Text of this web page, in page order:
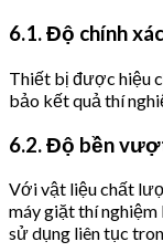
6.1. Độ chính
Thiết bị được hiệu
bảo kết quả thí
6.2. Độ bền
Với vật liệu chất
máy giặt thí nghiệm
sử dụng liên tục